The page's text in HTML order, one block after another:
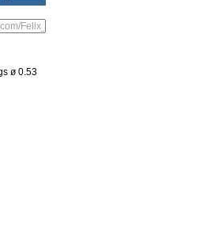
ø 0.53